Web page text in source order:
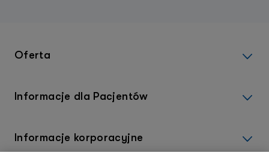
Oferta
Informacje dla Pacjentów
Informacje korporacyjne